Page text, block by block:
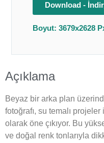
Download - İndir
Boyut: 3679x2628
Açıklama
Beyaz bir arka plan
fotoğrafı, su temalı
olarak öne çıkıyor. Bu
ve doğal renk tonlarıyla